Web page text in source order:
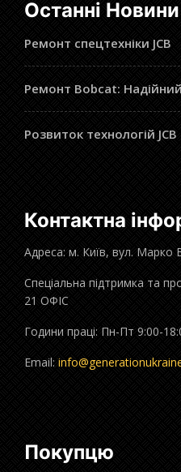
Останні Новини
Ремонт спецтехніки JCB
Ремонт Bobcat: Надійний
Розвиток технологій JCB
Контактна
Адреса: м. Київ, вул. Марко
Спеціальна підтримка та
21 ОФІС
Години праці: Пн-Пт 9:00-
Email:
Покупцю